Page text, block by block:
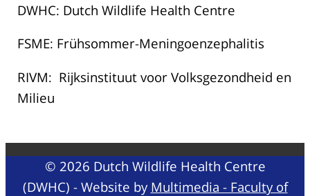
DWHC: Dutch Wildlife Health Centre
FSME: Frühsommer-Meningoenzephalitis
RIVM: Rijksinstituut voor Volksgezondheid en
Milieu
© 2026 Dutch Wildlife Health Centre
(DWHC) - Website by Multimedia - Faculty of